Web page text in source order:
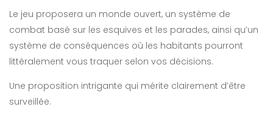
Le jeu proposera un monde ouvert, un système de
combat basé sur les esquives et les parades, ainsi qu’un
système de conséquences où les habitants pourront
littéralement vous traquer selon vos décisions.
Une proposition intrigante qui mérite clairement d’être
surveillée.